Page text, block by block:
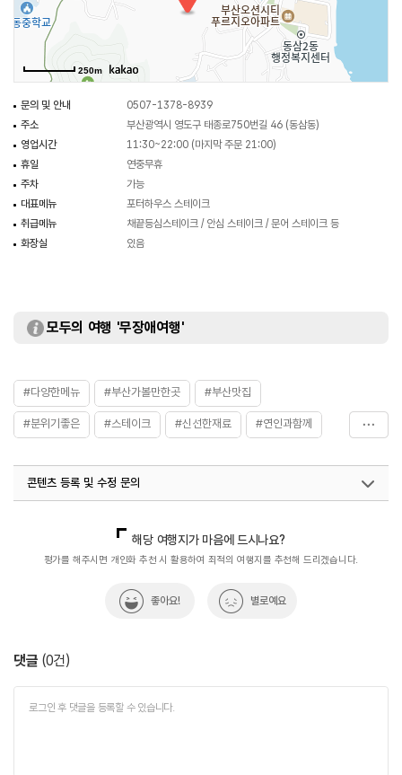
250m
문의 및 안내
0507-1378-8939
주소
부산광역시 영도구 태종로750번길 46 (동삼동)
영업시간
11:30~22:00 (마지막 주문 21:00)
휴일
연중무휴
주차
가능
대표메뉴
포터하우스 스테이크
취급메뉴
채끝등심스테이크 / 안심 스테이크 / 문어 스테이크 등
화장실
있음
모두의 여행 '무장애여행'
#다양한메뉴 #부산가볼만한곳 #부산맛집
#분위기좋은 #스테이크 #신선한재료 #연인과함께
콘텐츠 등록 및 수정 문의
해당 여행지가 마음에 드시나요?
평가를 해주시면 개인화 추천 시 활용하여 최적의 여행지를 추천해 드리겠습니다.
좋아요! 별로예요
댓글 (0건)